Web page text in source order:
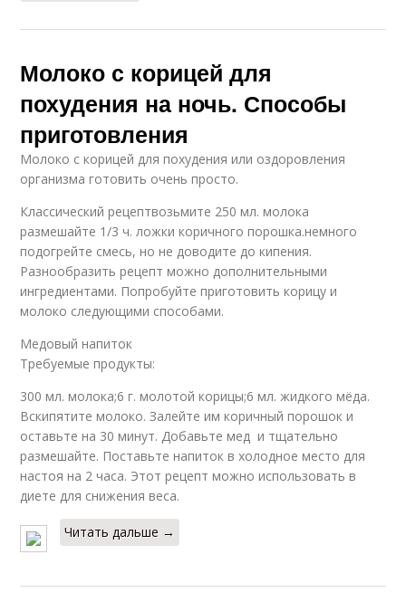
Молоко с корицей для
похудения на ночь. Способы
приготовления
Молоко с корицей для похудения или оздоровления
организма готовить очень просто.
Классический рецептвозьмите 250 мл. молока
размешайте 1/3 ч. ложки коричного порошка.немного
подогрейте смесь, но не доводите до кипения.
Разнообразить рецепт можно дополнительными
ингредиентами. Попробуйте приготовить корицу и
молоко следующими способами.
Медовый напиток
Требуемые продукты:
300 мл. молока;6 г. молотой корицы;6 мл. жидкого мёда.
Вскипятите молоко. Залейте им коричный порошок и
оставьте на 30 минут. Добавьте мед и тщательно
размешайте. Поставьте напиток в холодное место для
настоя на 2 часа. Этот рецепт можно использовать в
диете для снижения веса.
Читать дальше →